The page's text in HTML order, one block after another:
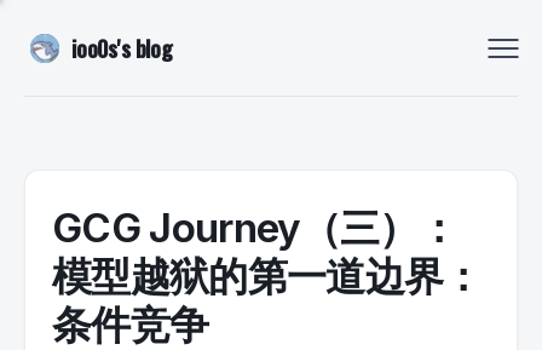
ioo0s's blog
GCG Journey（三）：
模型越狱的第一道边界：
条件竞争